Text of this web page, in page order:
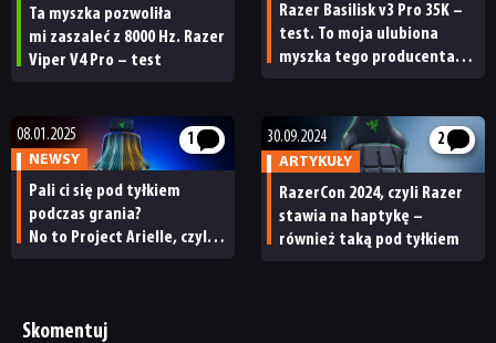
Ta myszka pozwoliła
mi zaszaleć z 8000 Hz. Razer
Viper V4 Pro – test
Razer Basilisk v3 Pro 35K –
test. To moja ulubiona
myszka tego producenta,
1
08.01.2025
NEWSY
Pali ci się pod tyłkiem
podczas grania?
No to Project Arielle, czyli
2
30.09.2024
ARTYKUŁY
RazerCon 2024, czyli Razer
stawia na haptykę –
również taką pod tyłkiem
Skomentuj